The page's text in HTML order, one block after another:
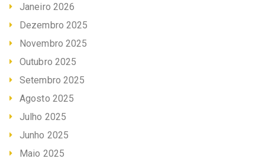
Janeiro 2026
Dezembro 2025
Novembro 2025
Outubro 2025
Setembro 2025
Agosto 2025
Julho 2025
Junho 2025
Maio 2025